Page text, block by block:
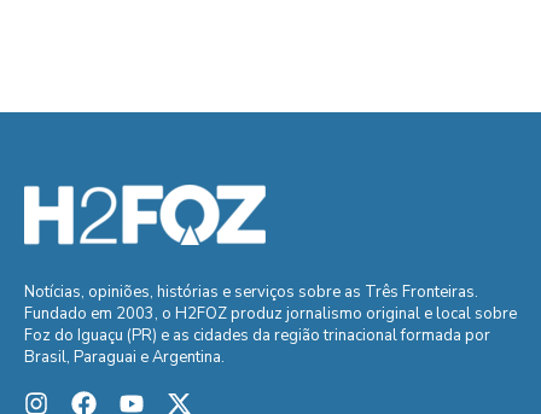
Notícias, opiniões, histórias e serviços sobre as Três Fronteiras.
Fundado em 2003, o H2FOZ produz jornalismo original e local sobre
Foz do Iguaçu (PR) e as cidades da região trinacional formada por
Brasil, Paraguai e Argentina.